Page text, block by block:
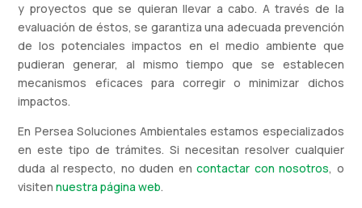
y proyectos que se quieran llevar a cabo. A través de la
evaluación de éstos, se garantiza una adecuada prevención
de los potenciales impactos en el medio ambiente que
pudieran generar, al mismo tiempo que se establecen
mecanismos eficaces para corregir o minimizar dichos
impactos.
En Persea Soluciones Ambientales estamos especializados
en este tipo de trámites. Si necesitan resolver cualquier
duda al respecto, no duden encontactar con nosotros, o
visitennuestra página web.